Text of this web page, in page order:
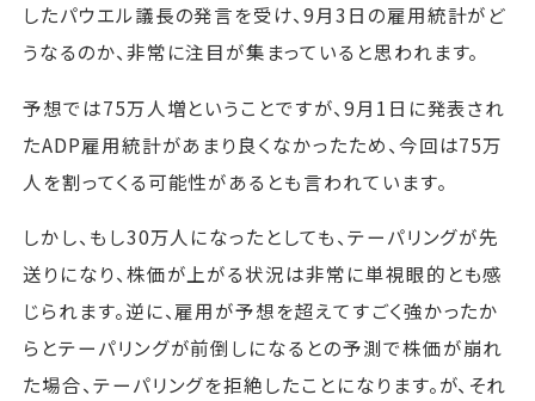
したパウエル議長の発言を受け、9月3日の雇用統計がど
うなるのか、非常に注目が集まっていると思われます。
予想では75万人増ということですが、9月1日に発表され
たADP雇用統計があまり良くなかったため、今回は75万
人を割ってくる可能性があるとも言われています。
しかし、もし30万人になったとしても、テーパリングが先
送りになり、株価が上がる状況は非常に単視眼的とも感
じられます。逆に、雇用が予想を超えてすごく強かったか
らとテーパリングが前倒しになるとの予測で株価が崩れ
た場合、テーパリングを拒絶したことになります。が、それ